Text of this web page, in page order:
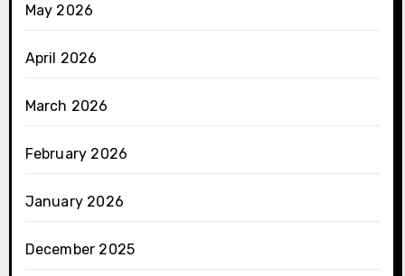
May 2026
April 2026
March 2026
February 2026
January 2026
December 2025